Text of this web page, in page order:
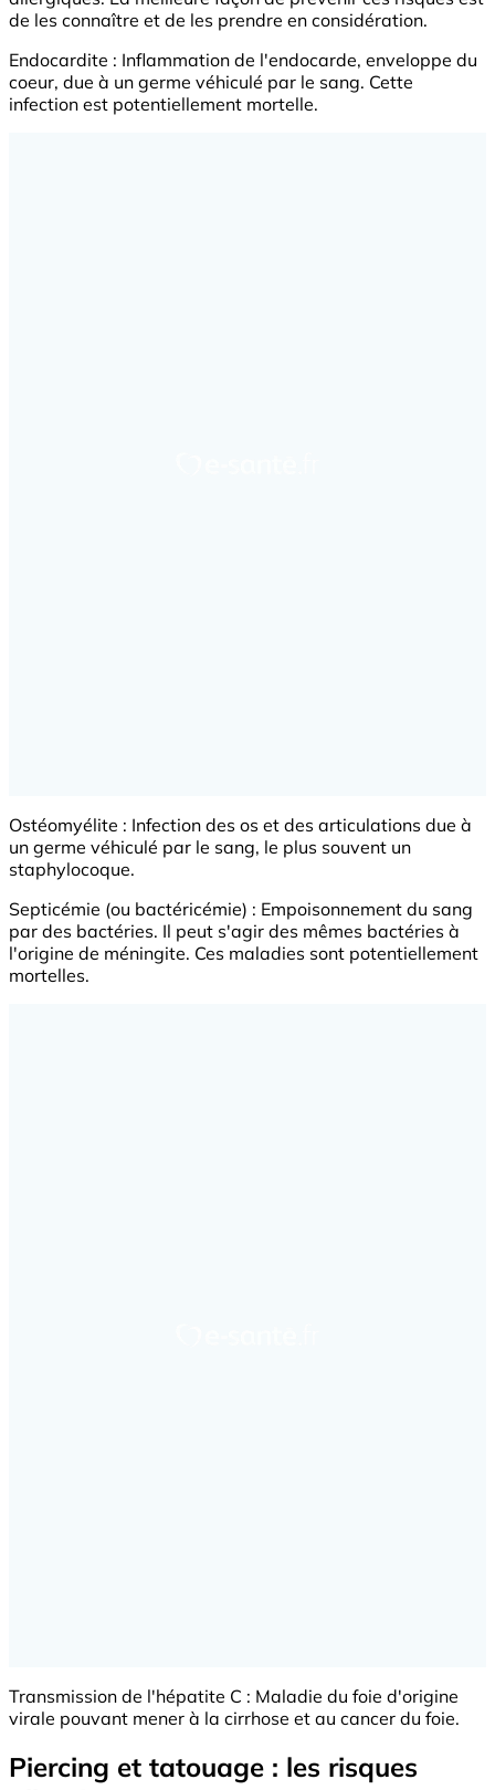
de les connaître et de les prendre en considération.
Endocardite : Inflammation de l'endocarde, enveloppe du
coeur, due à un germe véhiculé par le sang. Cette
infection est potentiellement mortelle.
Ostéomyélite : Infection des os et des articulations due à
un germe véhiculé par le sang, le plus souvent un
staphylocoque.
Septicémie (ou bactéricémie) : Empoisonnement du sang
par des bactéries. Il peut s'agir des mêmes bactéries à
l'origine de méningite. Ces maladies sont potentiellement
mortelles.
Transmission de l'hépatite C : Maladie du foie d'origine
virale pouvant mener à la cirrhose et au cancer du foie.
Piercing et tatouage : les risques